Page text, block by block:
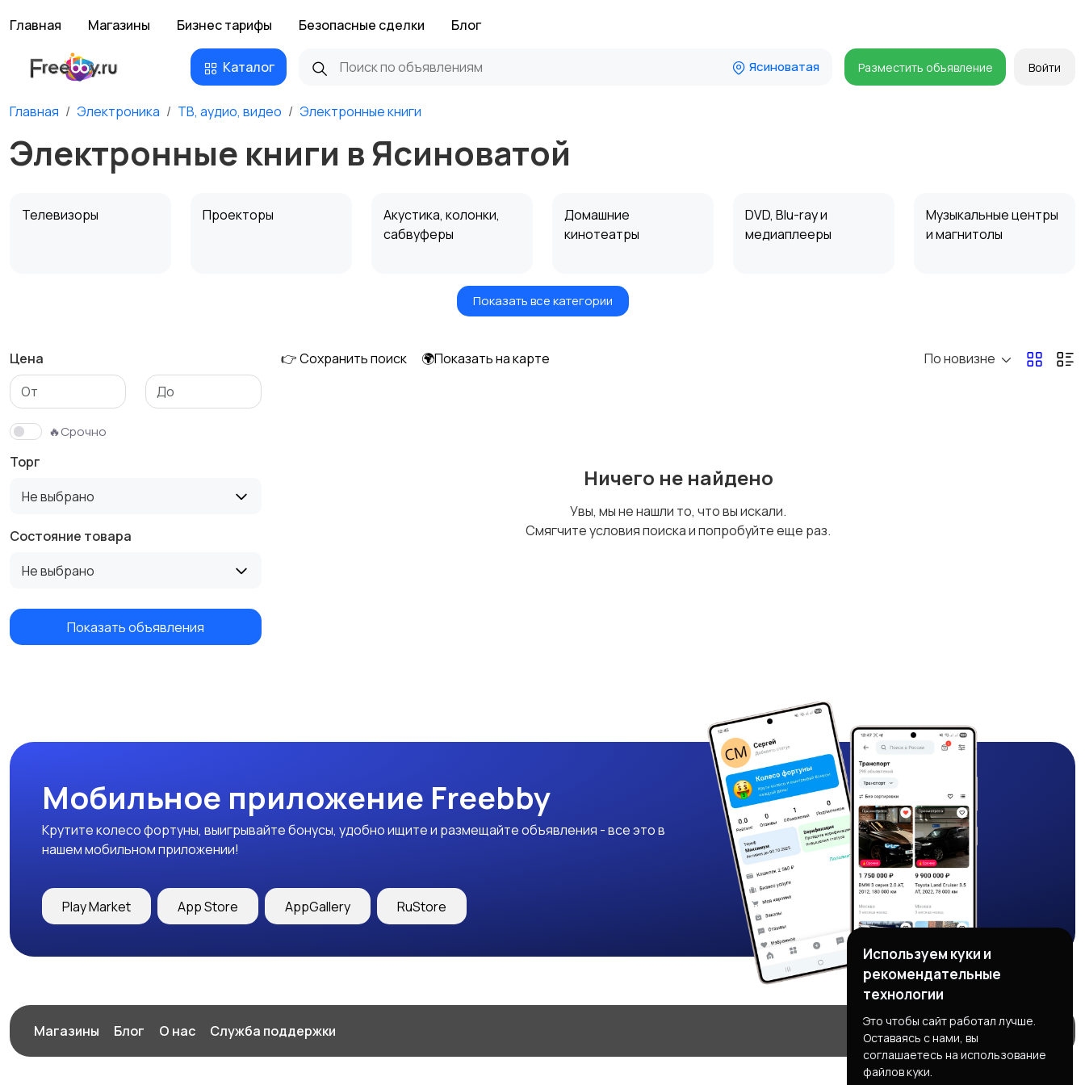
Главная Магазины Бизнес тарифы Безопасные сделки Блог
Каталог Ясиноватая Разместить объявление Войти
Главная Электроника ТВ, аудио, видео Электронные книги
Электронные книги в Ясиноватой
Телевизоры Проекторы
Акустика, колонки,
сабвуферы
Домашние
кинотеатры
DVD, Blu-ray и
медиаплееры
Музыкальные центры
и магнитолы
Спутниковое и
Аудиоусилители и
Аксессуары
Показать все категории
Цена
🔥Срочно
Торг
Не выбрано
Состояние товара
Не выбрано
Показать объявления
👉 Сохранить поиск 🌍Показать на карте По новизне
Ничего не найдено
Увы, мы не нашли то, что вы искали.
Смягчите условия поиска и попробуйте еще раз.
Мобильное приложение Freebby
Крутите колесо фортуны, выигрывайте бонусы, удобно ищите и размещайте объявления - все это в
нашем мобильном приложении!
Play Market App Store AppGallery RuStore
Магазины Блог О нас Служба поддержки
Используем куки и
рекомендательные
технологии
Это чтобы сайт работал лучше.
Оставаясь с нами, вы
соглашаетесь на использование
файлов куки.